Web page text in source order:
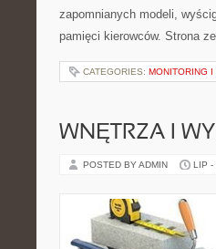
zapomnianych modeli,
pamięci kierowców. Strona
CATEGORIES: MONITORING I
WNĘTRZA I
POSTED BY ADMIN LIP -